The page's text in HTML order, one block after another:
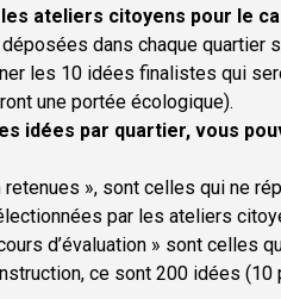
les ateliers citoyens pour le
dans chaque quartier
les 10 idées finalistes qui
une portée écologique).
idées par quartier, vous
retenues », sont celles qui ne
par les ateliers
d’évaluation » sont celles
ce sont 200 idées